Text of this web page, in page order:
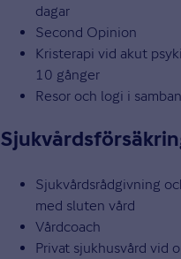
dagar
Second Opinion
Kristerapi vid akut
10 gånger
Resor och logi i
Sjukvårdsrådgivning
med sluten vård
Vårdcoach
Privat sjukhusvård vid